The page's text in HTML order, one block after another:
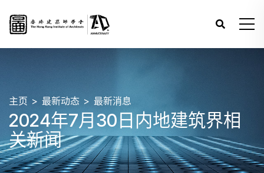
主页 最新动态 最新消息
2024年7月30日内地建筑界相
关新闻